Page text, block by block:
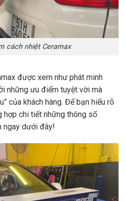
cách nhiệt Ceramax
được xem như phát minh
những ưu điểm tuyệt vời mà
của khách hàng. Để bạn hiểu rõ
hợp chi tiết những thông số
ngay dưới đây!